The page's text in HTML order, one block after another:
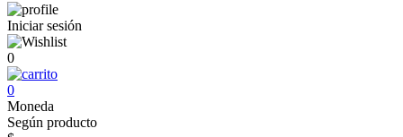
Iniciar sesión
0
0
Moneda
Según producto